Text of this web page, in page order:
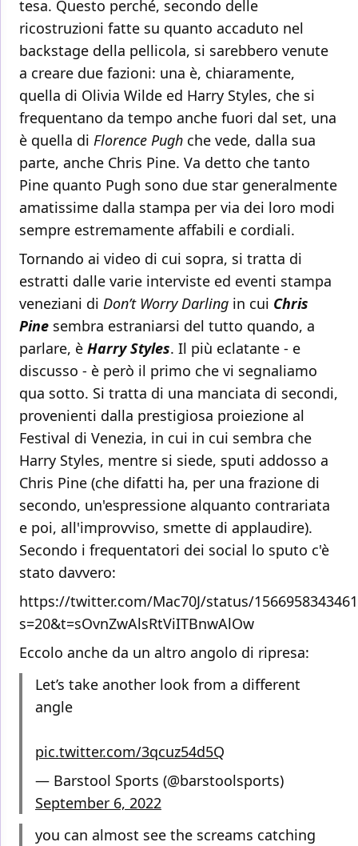
tesa. Questo perché, secondo delle
ricostruzioni fatte su quanto accaduto nel
backstage della pellicola, si sarebbero venute
a creare due fazioni: una è, chiaramente,
quella di Olivia Wilde ed Harry Styles, che si
frequentano da tempo anche fuori dal set, una
è quella di Florence Pugh che vede, dalla sua
parte, anche Chris Pine. Va detto che tanto
Pine quanto Pugh sono due star generalmente
amatissime dalla stampa per via dei loro modi
sempre estremamente affabili e cordiali.
Tornando ai video di cui sopra, si tratta di
estratti dalle varie interviste ed eventi stampa
veneziani di Don’t Worry Darling in cui Chris
Pine sembra estraniarsi del tutto quando, a
parlare, è Harry Styles. Il più eclatante - e
discusso - è però il primo che vi segnaliamo
qua sotto. Si tratta di una manciata di secondi,
provenienti dalla prestigiosa proiezione al
Festival di Venezia, in cui in cui sembra che
Harry Styles, mentre si siede, sputi addosso a
Chris Pine (che difatti ha, per una frazione di
secondo, un'espressione alquanto contrariata
e poi, all'improvviso, smette di applaudire).
Secondo i frequentatori dei social lo sputo c'è
stato davvero:
https://twitter.com/Mac70J/status/
s=20&t=sOvnZwAlsRtViITBnwAlOw
Eccolo anche da un altro angolo di ripresa:
Let’s take another look from a different
angle
pic.twitter.com/3qcuz54d5Q
— Barstool Sports (@barstoolsports)
September 6, 2022
you can almost see the screams catching